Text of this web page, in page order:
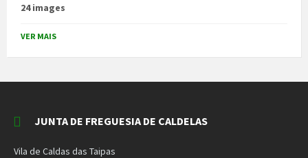
24 images
VER MAIS
JUNTA DE FREGUESIA DE CALDELAS
Vila de Caldas das Taipas